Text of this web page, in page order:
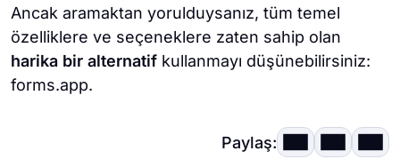
Ancak aramaktan yorulduysanız, tüm temel
özelliklere ve seçeneklere zaten sahip olan
harika bir alternatif kullanmayı düşünebilirsiniz:
forms.app.
Paylaş: